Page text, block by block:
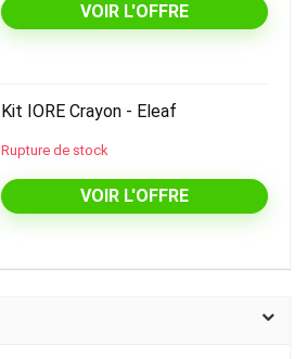
VOIR L'OFFRE
Kit IORE Crayon - Eleaf
Rupture de stock
VOIR L'OFFRE